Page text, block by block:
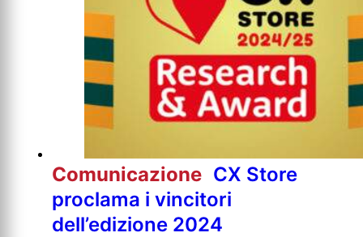
Comunicazione CX Store
proclama i vincitori
dell’edizione 2024